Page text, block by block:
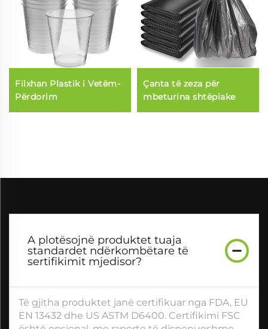
Filxhan Plastik i Vetëm-
Përdorim
Çanta të zeza për
mbeturina shtëpiake
A plotësojnë produktet tuaja
standardet ndërkombëtare të
sertifikimit mjedisor?
Të gjitha produktet janë certifikuar nga FDA, EU
EN 13432 dhe US ASTM D6400. Certifikimi FSC